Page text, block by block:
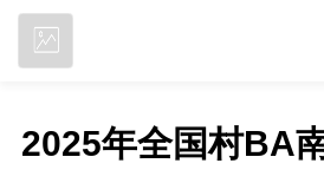
2025年全国村BA